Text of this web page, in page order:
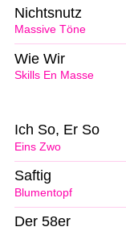
Massive Töne
Nichtsnutz
Skills En Masse
Wie Wir
Eins Zwo
Ich So, Er So
Blumentopf
Saftig
Der 58er